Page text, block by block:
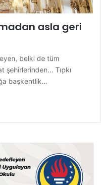
asla geri
belki de tüm
şehirlerinden… Tıpkı
başkentlik…